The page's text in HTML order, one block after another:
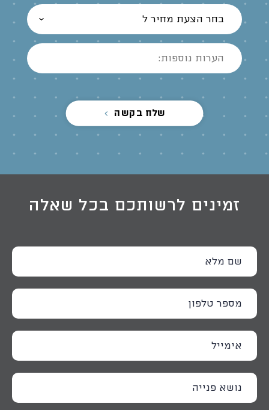
בחר הצעת מחיר ל
שלח בקשה
זמינים לרשותכם בכל שאלה